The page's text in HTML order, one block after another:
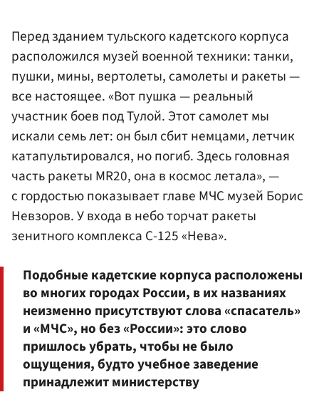
Перед зданием тульского кадетского корпуса
расположился музей военной техники: танки,
пушки, мины, вертолеты, самолеты и ракеты —
все настоящее. «Вот пушка — реальный
участник боев под Тулой. Этот самолет мы
искали семь лет: он был сбит немцами, летчик
катапультировался, но погиб. Здесь головная
часть ракеты MR20, она в космос летала», —
с гордостью показывает главе МЧС музей Борис
Невзоров. У входа в небо торчат ракеты
зенитного комплекса С-125 «Нева».
Подобные кадетские корпуса расположены
во многих городах России, в их названиях
неизменно присутствуют слова «спасатель»
и «МЧС», но без «России»: это слово
пришлось убрать, чтобы не было
ощущения, будто учебное заведение
принадлежит министерству